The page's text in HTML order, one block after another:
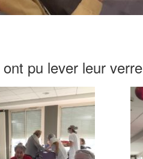
pu lever leur verre